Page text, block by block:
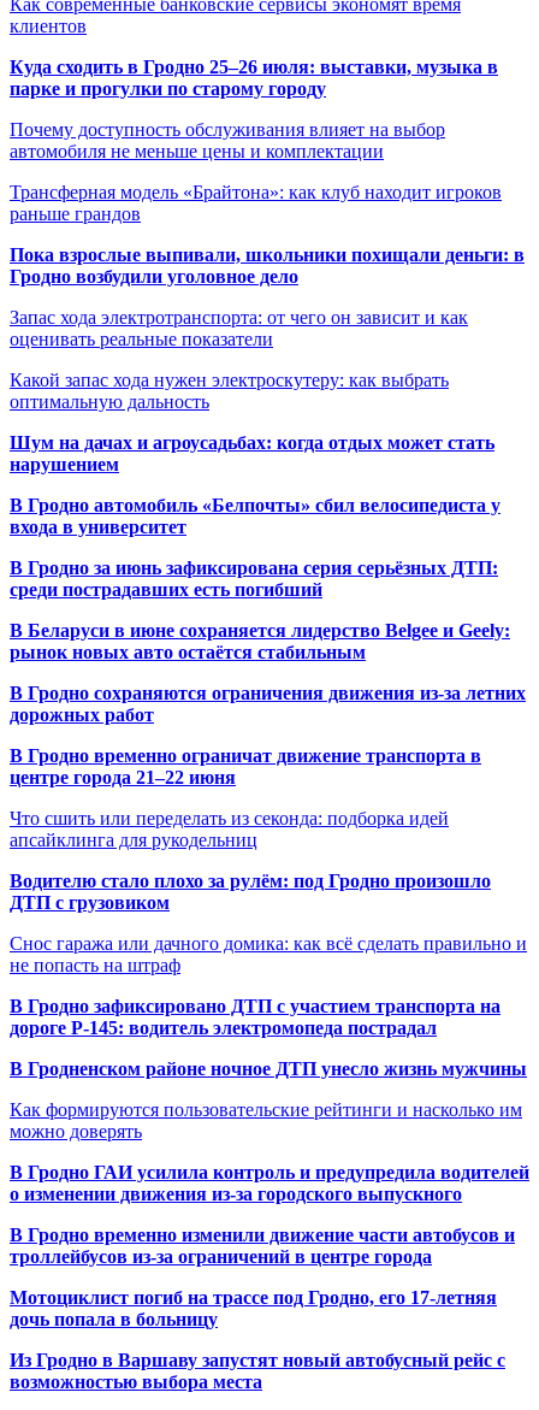
клиентов
Куда сходить в Гродно 25–26 июля: выставки, музыка в
парке и прогулки по старому городу
Почему доступность обслуживания влияет на выбор
автомобиля не меньше цены и комплектации
Трансферная модель «Брайтона»: как клуб находит игроков
раньше грандов
Пока взрослые выпивали, школьники похищали деньги: в
Гродно возбудили уголовное дело
Запас хода электротранспорта: от чего он зависит и как
оценивать реальные показатели
Какой запас хода нужен электроскутеру: как выбрать
оптимальную дальность
Шум на дачах и агроусадьбах: когда отдых может стать
нарушением
В Гродно автомобиль «Белпочты» сбил велосипедиста у
входа в университет
В Гродно за июнь зафиксирована серия серьёзных ДТП:
среди пострадавших есть погибший
В Беларуси в июне сохраняется лидерство Belgee и Geely:
рынок новых авто остаётся стабильным
В Гродно сохраняются ограничения движения из-за летних
дорожных работ
В Гродно временно ограничат движение транспорта в
центре города 21–22 июня
Что сшить или переделать из секонда: подборка идей
апсайклинга для рукодельниц
Водителю стало плохо за рулём: под Гродно произошло
ДТП с грузовиком
Снос гаража или дачного домика: как всё сделать правильно и
не попасть на штраф
В Гродно зафиксировано ДТП с участием транспорта на
дороге Р-145: водитель электромопеда пострадал
В Гродненском районе ночное ДТП унесло жизнь мужчины
Как формируются пользовательские рейтинги и насколько им
можно доверять
В Гродно ГАИ усилила контроль и предупредила водителей
о изменении движения из-за городского выпускного
В Гродно временно изменили движение части автобусов и
троллейбусов из-за ограничений в центре города
Мотоциклист погиб на трассе под Гродно, его 17-летняя
дочь попала в больницу
Из Гродно в Варшаву запустят новый автобусный рейс с
возможностью выбора места